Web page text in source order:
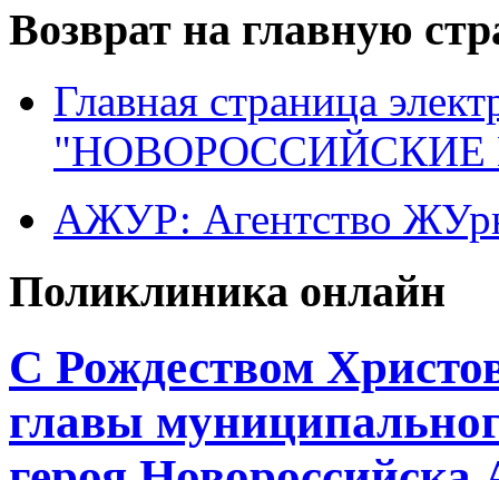
Возврат на главную
Главная страница
"НОВОРОССИЙСКИЕ
АЖУР: Агентство
Поликлиника онлайн
С Рождеством
главы